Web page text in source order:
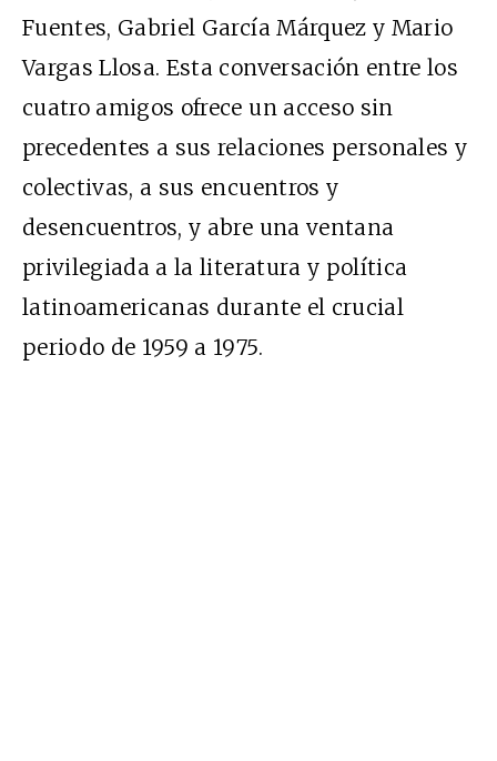
Fuentes, Gabriel García Márquez y Mario
Vargas Llosa. Esta conversación entre los
cuatro amigos ofrece un acceso sin
precedentes a sus relaciones personales y
colectivas, a sus encuentros y
desencuentros, y abre una ventana
privilegiada a la literatura y política
latinoamericanas durante el crucial
periodo de 1959 a 1975.